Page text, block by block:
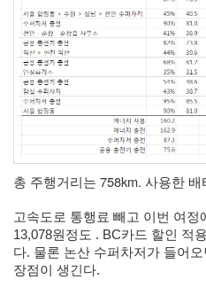
총 주행거리는 758km. 사용한
고속도로 통행료 빼고 이번 여
13,078원정도 . BC카드 할인 적
다. 물론 논산 수퍼차저가 들어
장점이 생긴다.